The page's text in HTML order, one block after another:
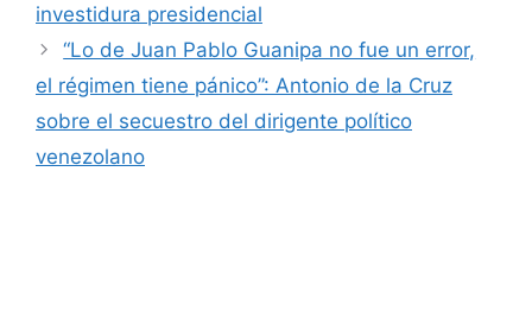
investidura presidencial
“Lo de Juan Pablo Guanipa no fue un error,
el régimen tiene pánico”: Antonio de la Cruz
sobre el secuestro del dirigente político
venezolano